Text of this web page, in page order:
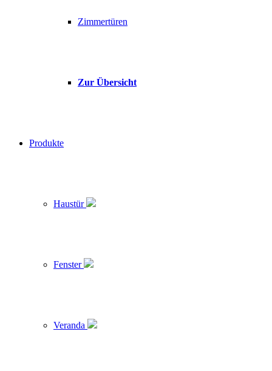
Zimmertüren
Zur Übersicht
Produkte
Haustür
Fenster
Veranda